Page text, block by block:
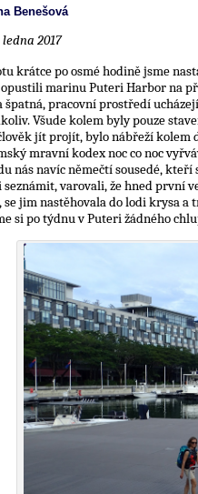
Benešová
ledna 2017
krátce po osmé hodině jsme
marinu Puteri Harbor na
špatná, pracovní prostředí
Všude kolem byly pouze
jít projít, bylo nábřeží kolem
mravní kodex noc co noc
nás navíc němečtí sousedé,
seznámit, varovali, že hned první
se jim nastěhovala do lodi krysa
si po týdnu v Puteri žádného